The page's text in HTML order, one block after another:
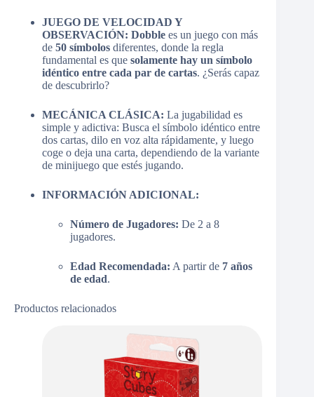
JUEGO DE VELOCIDAD Y
OBSERVACIÓN: Dobble es un juego con más
de 50 símbolos diferentes, donde la regla
fundamental es que solamente hay un símbolo
idéntico entre cada par de cartas. ¿Serás capaz
de descubrirlo?
MECÁNICA CLÁSICA: La jugabilidad es
simple y adictiva: Busca el símbolo idéntico entre
dos cartas, dilo en voz alta rápidamente, y luego
coge o deja una carta, dependiendo de la variante
de minijuego que estés jugando.
INFORMACIÓN ADICIONAL:
Número de Jugadores: De 2 a 8
jugadores.
Edad Recomendada: A partir de 7 años
de edad.
Productos relacionados